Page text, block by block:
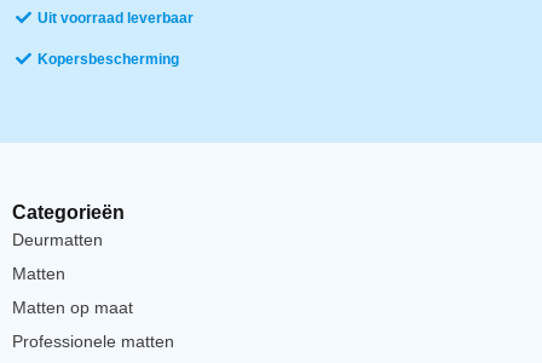
Uit voorraad leverbaar
Kopersbescherming
Categorieën
Deurmatten
Matten
Matten op maat
Professionele matten